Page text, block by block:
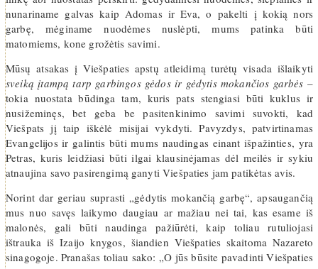
nunariname galvas kaip Adomas ir Eva, o pakelti į kokią nors
garbę, mėginame nuodėmes nuslėpti, mums patinka būti
matomiems, kone grožėtis savimi.
Mūsų atsakas į Viešpaties apstų atleidimą turėtų visada išlaikyti
sveiką įtampą tarp garbingos gėdos ir gėdytis mokančios garbės –
tokia nuostata būdinga tam, kuris pats stengiasi būti kuklus ir
nusižeminęs, bet geba be pasitenkinimo savimi suvokti, kad
Viešpats jį taip iškėlė misijai vykdyti. Pavyzdys, patvirtinamas
Evangelijos ir galintis būti mums naudingas einant išpažinties, yra
Petras, kuris leidžiasi būti ilgai klausinėjamas dėl meilės ir sykiu
atnaujina savo pasirengimą ganyti Viešpaties jam patikėtas avis.
Norint dar geriau suprasti „gėdytis mokančią garbę“, apsaugančią
mus nuo savęs laikymo daugiau ar mažiau nei tai, kas esame iš
malonės, gali būti naudinga pažiūrėti, kaip toliau rutuliojasi
ištrauka iš Izaijo knygos, šiandien Viešpaties skaitoma Nazareto
sinagogoje. Pranašas toliau sako: „O jūs būsite pavadinti Viešpaties